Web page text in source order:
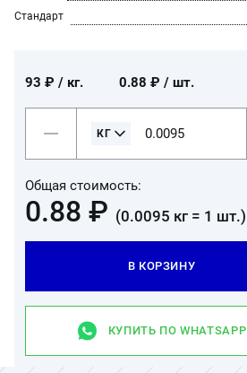
Стандарт
93 ₽ / кг. 0.88 ₽ / шт.
Общая стоимость:
0.88 ₽ (0.0095 кг = 1 шт.)
В КОРЗИНУ
КУПИТЬ ПО WHATSAPP